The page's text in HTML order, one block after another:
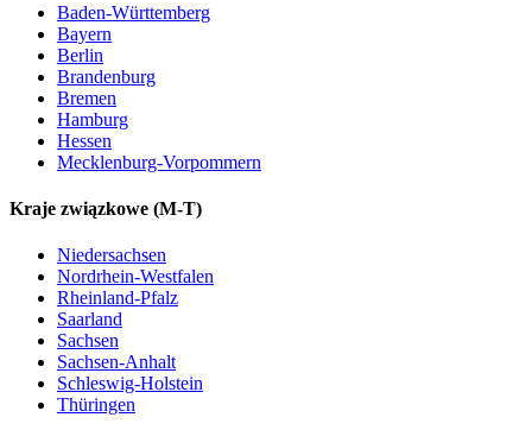
Baden-Württemberg
Bayern
Berlin
Brandenburg
Bremen
Hamburg
Hessen
Mecklenburg-Vorpommern
Kraje związkowe (M-T)
Niedersachsen
Nordrhein-Westfalen
Rheinland-Pfalz
Saarland
Sachsen
Sachsen-Anhalt
Schleswig-Holstein
Thüringen